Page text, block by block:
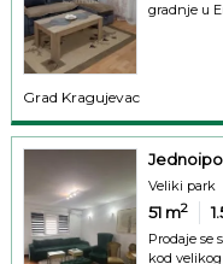
gradnje u
Grad Kragujevac
Veliki park
51 m2
Prodaje se
kod